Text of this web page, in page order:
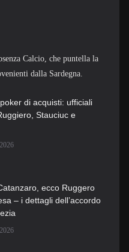
Calcio, che puntella la
dalla Sardegna.
di acquisti: ufficiali
Stauciuc e
ecco Ruggero
– i dettagli dell’accordo